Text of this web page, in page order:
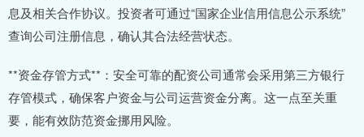
息及相关合作协议。投资者可通过“国家企业信用信息公示系统”
查询公司注册信息，确认其合法经营状态。
**资金存管方式**：安全可靠的配资公司通常会采用第三方银行
存管模式，确保客户资金与公司运营资金分离。这一点至关重
要，能有效防范资金挪用风险。